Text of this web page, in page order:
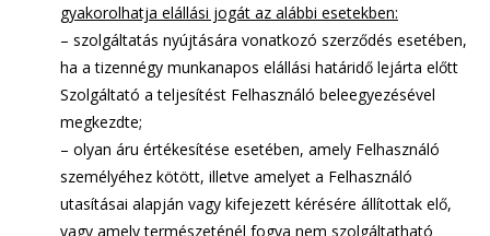
gyakorolhatja elállási jogát az alábbi esetekben:
– szolgáltatás nyújtására vonatkozó szerződés esetében,
ha a tizennégy munkanapos elállási határidő lejárta előtt
Szolgáltató a teljesítést Felhasználó beleegyezésével
megkezdte;
– olyan áru értékesítése esetében, amely Felhasználó
személyéhez kötött, illetve amelyet a Felhasználó
utasításai alapján vagy kifejezett kérésére állítottak elő,
vagy amely természeténél fogva nem szolgáltatható